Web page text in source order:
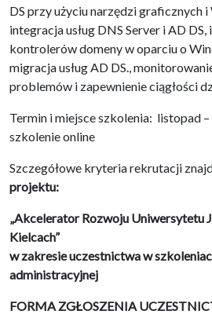
DS przy użyciu narzędzi graficznych i
integracja usług DNS Server i AD
kontrolerów domeny w oparciu o
migracja usług AD DS.,
problemów i zapewnienie ciągłości
Termin i miejsce szkolenia: listopad
szkolenie online
Szczegółowe kryteria rekrutacji
projektu:
„Akcelerator Rozwoju Uniwersytetu
Kielcach”
w zakresie uczestnictwa w
administracyjnej
FORMA ZGŁOSZENIA